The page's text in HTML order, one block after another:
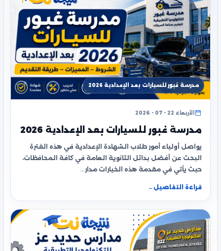
مدرسة غبور للسيارات بعد الإعدادية 2026
الأربعاء 22 - 07 - 2026
مدرسة غبور للسيارات بعد الإعدادية 2026
يواصل أولياء أمور طلاب الشهادة الإعدادية في هذه الفترة
البحث عن أفضل بدائل الثانوية العامة في كافة المحافظات،
حيث يأتي في مقدمة هذه الخيارات مدار…
قراءة التفاصيل ←